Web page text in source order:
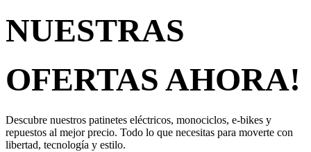
NUESTRAS
OFERTAS AHORA!
Descubre nuestros patinetes eléctricos, monociclos, e-bikes y
repuestos al mejor precio. Todo lo que necesitas para moverte con
libertad, tecnología y estilo.